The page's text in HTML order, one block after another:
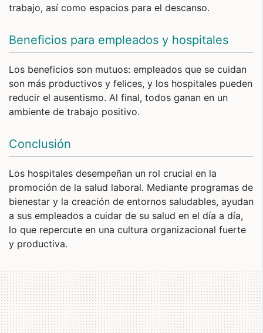
trabajo, así como espacios para el descanso.
Beneficios para empleados y hospitales
Los beneficios son mutuos: empleados que se cuidan
son más productivos y felices, y los hospitales pueden
reducir el ausentismo. Al final, todos ganan en un
ambiente de trabajo positivo.
Conclusión
Los hospitales desempeñan un rol crucial en la
promoción de la salud laboral. Mediante programas de
bienestar y la creación de entornos saludables, ayudan
a sus empleados a cuidar de su salud en el día a día,
lo que repercute en una cultura organizacional fuerte
y productiva.